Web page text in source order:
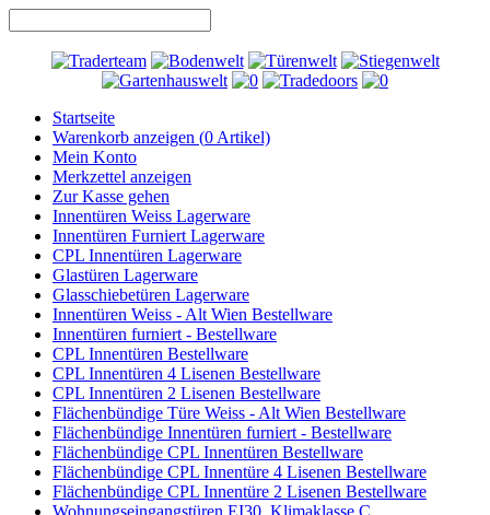
Startseite
Warenkorb anzeigen (0 Artikel)
Mein Konto
Merkzettel anzeigen
Zur Kasse gehen
Innentüren Weiss Lagerware
Innentüren Furniert Lagerware
CPL Innentüren Lagerware
Glastüren Lagerware
Glasschiebetüren Lagerware
Innentüren Weiss - Alt Wien Bestellware
Innentüren furniert - Bestellware
CPL Innentüren Bestellware
CPL Innentüren 4 Lisenen Bestellware
CPL Innentüren 2 Lisenen Bestellware
Flächenbündige Türe Weiss - Alt Wien Bestellware
Flächenbündige Innentüren furniert - Bestellware
Flächenbündige CPL Innentüren Bestellware
Flächenbündige CPL Innentüre 4 Lisenen Bestellware
Flächenbündige CPL Innentüre 2 Lisenen Bestellware
Wohnungseingangstüren EI30, Klimaklasse C,